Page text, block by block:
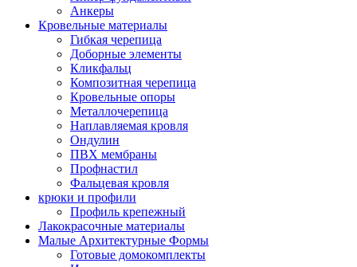
Анкеры
Кровельные материалы
Гибкая черепица
Доборные элементы
Кликфальц
Композитная черепица
Кровельные опоры
Металлочерепица
Наплавляемая кровля
Ондулин
ПВХ мембраны
Профнастил
Фальцевая кровля
крюки и профили
Профиль крепежный
Лакокрасочные материалы
Малые Архитектурные Формы
Готовые домокомплекты